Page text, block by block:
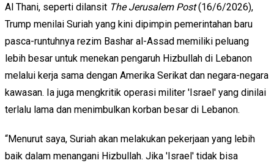
Al Thani, seperti dilansit The Jerusalem Post(16/6/2026),
Trump menilai Suriah yang kini dipimpin pemerintahan baru
pasca-runtuhnya rezim Bashar al-Assad memiliki peluang
lebih besar untuk menekan pengaruh Hizbullah di Lebanon
melalui kerja sama dengan Amerika Serikat dan negara-negara
kawasan. Ia juga mengkritik operasi militer 'Israel' yang dinilai
terlalu lama dan menimbulkan korban besar di Lebanon.
“Menurut saya, Suriah akan melakukan pekerjaan yang lebih
baik dalam menangani Hizbullah. Jika 'Israel' tidak bisa